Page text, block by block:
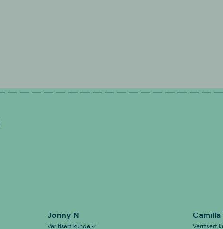
Jonny N
Verifisert kunde
Camilla
Verifisert